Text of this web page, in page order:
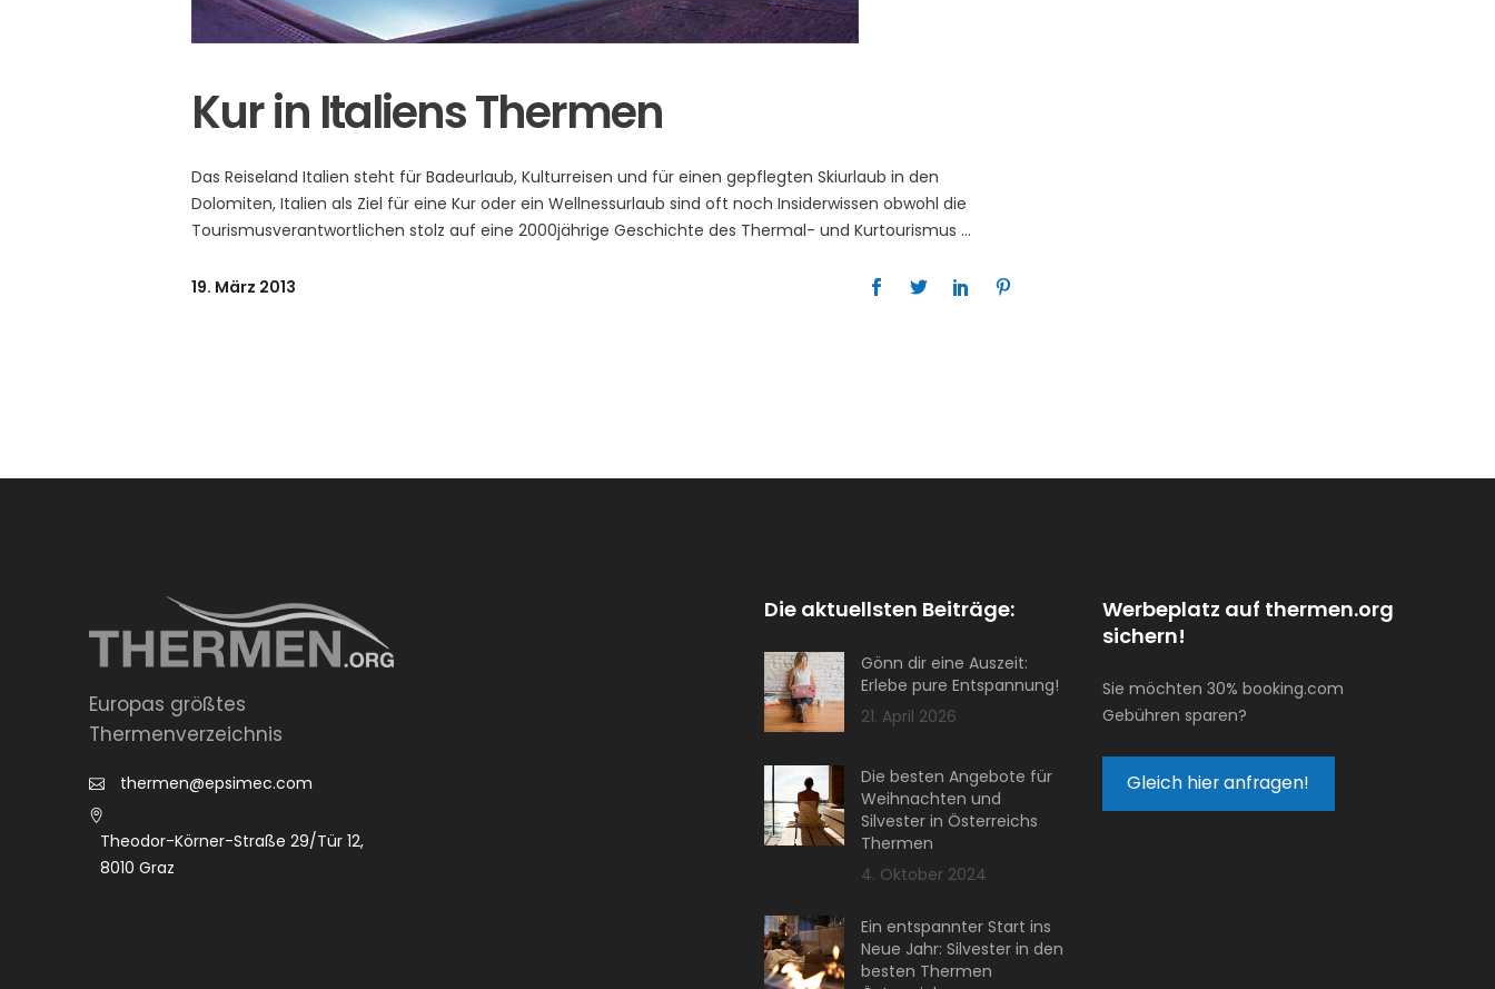
Kur in Italiens Thermen
Das Reiseland Italien steht für Badeurlaub, Kulturreisen und für einen gepflegten Skiurlaub in den
Dolomiten, Italien als Ziel für eine Kur oder ein Wellnessurlaub sind oft noch Insiderwissen obwohl die
Tourismusverantwortlichen stolz auf eine 2000jährige Geschichte des Thermal- und Kurtourismus
19. März 2013
Europas größtes
Thermenverzeichnis
thermen@epsimec.com
Theodor-Körner-Straße 29/Tür 12,
8010 Graz
Die aktuellsten Beiträge:
Gönn dir eine Auszeit:
Erlebe pure Entspannung!
21. April 2026
Die besten Angebote für
Weihnachten und
Silvester in Österreichs
Thermen
4. Oktober 2024
Ein entspannter Start ins
Neue Jahr: Silvester in den
besten Thermen
Werbeplatz auf thermen.org
sichern!
Sie möchten 30% booking.com
Gebühren sparen?
Gleich hier anfragen!